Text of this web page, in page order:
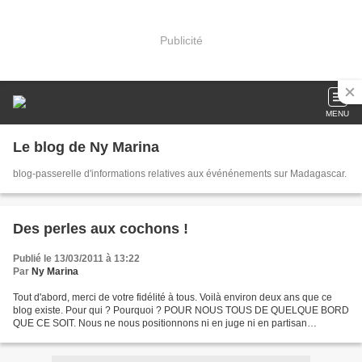
Publicité
MENU
Le blog de Ny Marina
blog-passerelle d'informations relatives aux événénements sur Madagascar.
Des perles aux cochons !
Publié le 13/03/2011 à 13:22
Par Ny Marina
Tout d'abord, merci de votre fidélité à tous. Voilà environ deux ans que ce
blog existe. Pour qui ? Pourquoi ? POUR NOUS TOUS DE QUELQUE BORD
QUE CE SOIT. Nous ne nous positionnons ni en juge ni en partisan